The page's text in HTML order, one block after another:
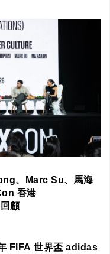
、Marc Su、馬海
香港
顧
FIFA 世界盃 adidas